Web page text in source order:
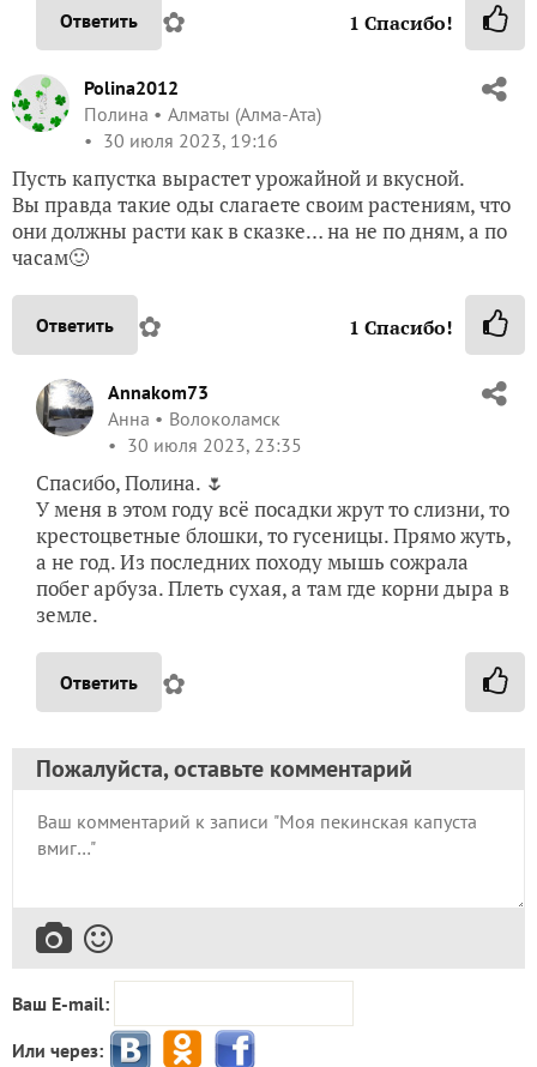
Ответить ✿ 1 Спасибо!
Polina2012
Полина
Алматы (Алма-Ата)
30 июля 2023, 19:16
Пусть капустка вырастет урожайной и вкусной.
Вы правда такие оды слагаете своим растениям, что
они должны расти как в сказке… на не по дням, а по
часам🙂
Ответить ✿ 1 Спасибо!
Annakom73
Анна
Волоколамск
30 июля 2023, 23:35
Спасибо, Полина. 🌷
У меня в этом году всё посадки жрут то слизни, то
крестоцветные блошки, то гусеницы. Прямо жуть,
а не год. Из последних походу мышь сожрала
побег арбуза. Плеть сухая, а там где корни дыра в
земле.
Ответить ✿
Пожалуйста, оставьте комментарий
Ваш E-mail:
Или через: